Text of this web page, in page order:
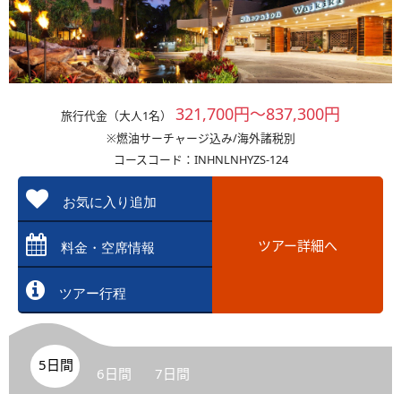
旅行代金（大人1名） 321,700円～837,300円
※燃油サーチャージ込み/海外諸税別
コースコード：INHNLNHYZS-124
お気に入り追加
料金・空席情報
ツアー行程
ツアー詳細へ
5日間 6日間 7日間